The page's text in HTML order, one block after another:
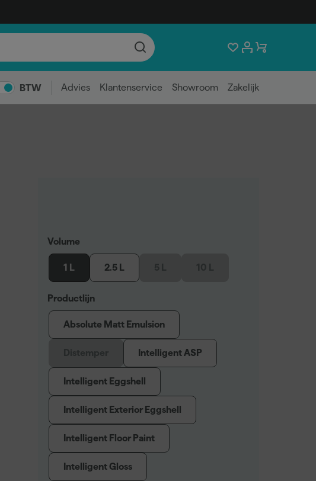
BTW Advies Klantenservice Showroom Zakelijk
Volume
1 L 2.5 L
Productlijn
Absolute Matt Emulsion
Intelligent ASP
Intelligent Eggshell
Intelligent Exterior Eggshell
Intelligent Floor Paint
Intelligent Gloss